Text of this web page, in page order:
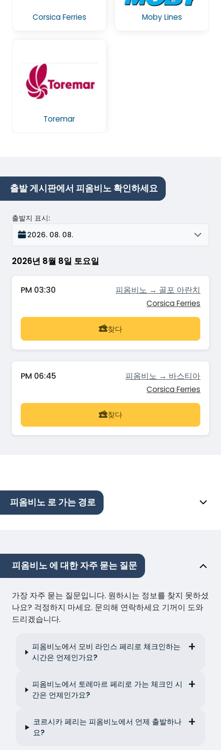
Corsica Ferries Moby Lines
Toremar
출발 게시판에서 피옴비노 확인하세요
2026년 8월 8일 토요일
출발지 표시:
2026. 08. 08.
PM 03:30 피옴비노 → 골포 아란치
Corsica Ferries
찾다
PM 06:45 피옴비노 → 바스티아
Corsica Ferries
찾다
피옴비노 로 가는 경로
피옴비노 에 대한 자주 묻는 질문
가장 자주 묻는 질문입니다. 원하시는 정보를 찾지 못하셨
나요? 걱정하지 마세요. 문의해 연락하세요 기꺼이 도와
드리겠습니다.
피옴비노에서 모비 라인스 페리로 체크인하는
시간은 언제인가요?
피옴비노에서 토레마르 페리로 가는 체크인 시
간은 언제인가요?
코르시카 페리는 피옴비노에서 언제 출발하나
요?